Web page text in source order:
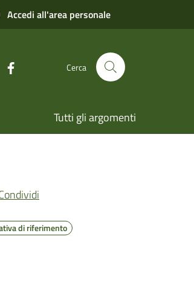
Accedi all'area personale
Cerca
Tutti gli argomenti
di riferimento